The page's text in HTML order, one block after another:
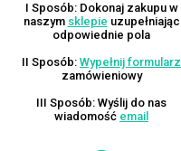
I Sposób: Dokonaj zakupu w
naszym sklepie uzupełniając
odpowiednie pola
II Sposób: Wypełnij formularz
zamówieniowy
III Sposób: Wyślij do nas
wiadomość email